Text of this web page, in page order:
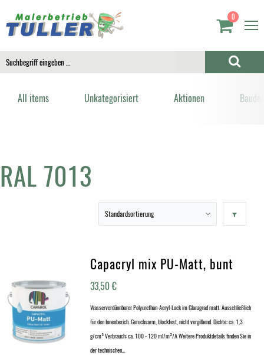
0
All items Unkategorisiert Aktionen
RAL 7013
Capacryl mix PU-Matt, bunt
33,50€
Wasserverdünnbarer Polyurethan-Acryl-Lack im Glanzgrad matt. Ausschließlich
für den Innenberich. Geruchsarm, blockfest, nicht vergilbend. Dichte: ca. 1,3
g/cm³ Verbrauch: ca. 100 - 120 ml/m²/A Weitere Produktdetails finden Sie in
der technischen…